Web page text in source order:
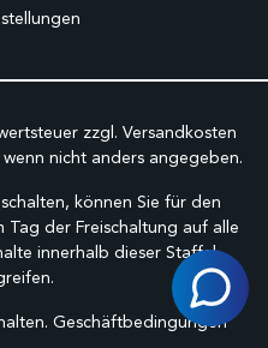
zzgl. Versandkosten
nicht anders angegeben.
können Sie für den
der Freischaltung auf alle
innerhalb dieser Staffel
Geschäftbedingungen